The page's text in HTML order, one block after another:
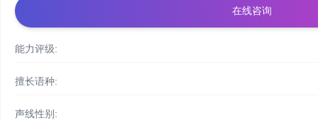
在线咨询
能力评级:
擅长语种:
声线性别: